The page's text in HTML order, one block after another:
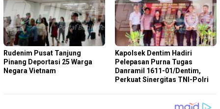
Rudenim Pusat Tanjung
Pinang Deportasi 25 Warga
Negara Vietnam
Kapolsek Dentim Hadiri
Pelepasan Purna Tugas
Danramil 1611-01/Dentim,
Perkuat Sinergitas TNI-Polri